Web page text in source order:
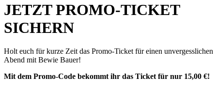
JETZT PROMO-TICKET
SICHERN
Holt euch für kurze Zeit das Promo-Ticket für einen unvergesslichen
Abend mit Bewie Bauer!
Mit dem Promo-Code bekommt ihr das Ticket für nur 15,00 €!